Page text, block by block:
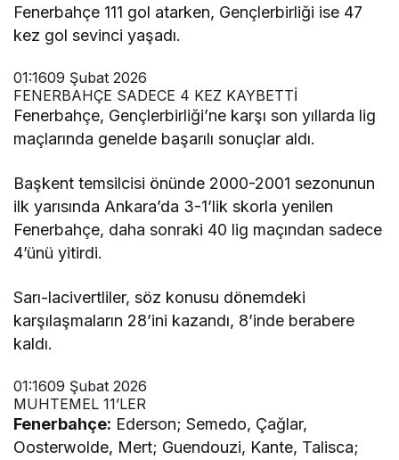
Fenerbahçe 111 gol atarken, Gençlerbirliği ise 47
kez gol sevinci yaşadı.
01:1609 Şubat 2026
FENERBAHÇE SADECE 4 KEZ KAYBETTİ
Fenerbahçe, Gençlerbirliği’ne karşı son yıllarda lig
maçlarında genelde başarılı sonuçlar aldı.
Başkent temsilcisi önünde 2000-2001 sezonunun
ilk yarısında Ankara’da 3-1’lik skorla yenilen
Fenerbahçe, daha sonraki 40 lig maçından sadece
4’ünü yitirdi.
Sarı-lacivertliler, söz konusu dönemdeki
karşılaşmaların 28’ini kazandı, 8’inde berabere
kaldı.
01:1609 Şubat 2026
MUHTEMEL 11’LER
Fenerbahçe: Ederson; Semedo, Çağlar,
Oosterwolde, Mert; Guendouzi, Kante, Talisca;